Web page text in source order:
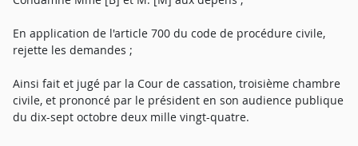
En application de l'article 700 du code de procédure civile,
rejette les demandes ;
Ainsi fait et jugé par la Cour de cassation, troisième chambre
civile, et prononcé par le président en son audience publique
du dix-sept octobre deux mille vingt-quatre.